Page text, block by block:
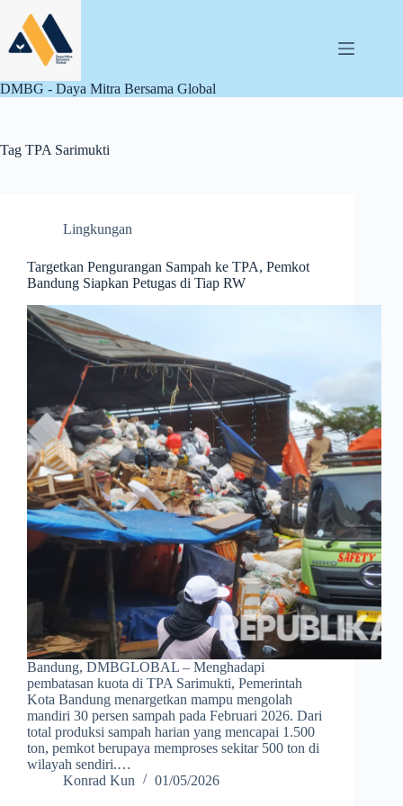
content
DMBG - Daya Mitra Bersama Global
Tag TPA Sarimukti
Lingkungan
Targetkan Pengurangan Sampah ke TPA, Pemkot
Bandung Siapkan Petugas di Tiap RW
Bandung, DMBGLOBAL – Menghadapi
pembatasan kuota di TPA Sarimukti, Pemerintah
Kota Bandung menargetkan mampu mengolah
mandiri 30 persen sampah pada Februari 2026. Dari
total produksi sampah harian yang mencapai 1.500
ton, pemkot berupaya memproses sekitar 500 ton di
wilayah sendiri.…
Konrad Kun
01/05/2026